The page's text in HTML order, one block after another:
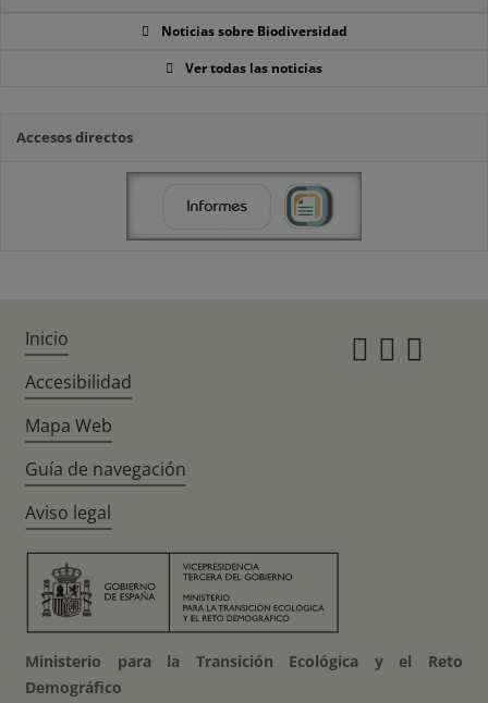
Noticias sobre Biodiversidad
Ver todas las noticias
Accesos directos
Inicio
Accesibilidad
Mapa Web
Guía de navegación
Aviso legal
Ministerio para la Transición Ecológica y el Reto
Demográfico